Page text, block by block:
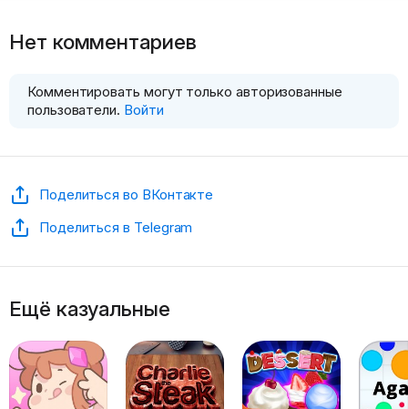
Нет комментариев
Комментировать могут только авторизованные
пользователи. Войти
Поделиться во ВКонтакте
Поделиться в Telegram
Ещё казуальные